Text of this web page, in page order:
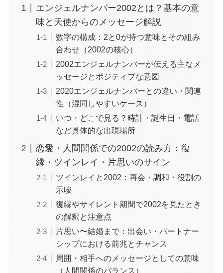
エンジェルナンバー2002とは？基本の意
味と天使からのメッセージ解説
数字の構成：2と0が持つ意味とその組み
合わせ（2002の核心）
2002エンジェルナンバーが伝える主なメ
ッセージとポジティブな意図
2020エンジェルナンバーとの違い・関連
性（混同しやすいケース）
いつ・どこで見る？時計・誕生日・電話
など具体的な出現場所
恋愛・人間関係での2002の読み方：復
縁・ツインレイ・片思いのサイン
ツインレイと2002：再会・調和・役割の
示唆
復縁やサイレント期間で2002を見たとき
の解釈と注意点
片思い〜結婚まで：出会い・パートナー
シップにおける前兆とチャンス
周囲・相手へのメッセージとしての意味
（人間関係のバランス）